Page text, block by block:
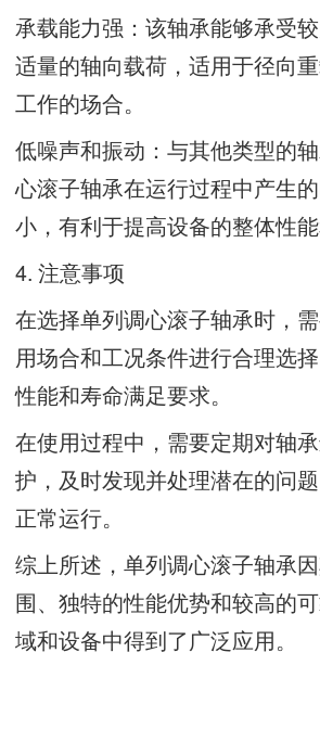
承载能力强：该轴承能够承受
适量的轴向载荷，适用于径向
工作的场合。
低噪声和振动：与其他类型的
心滚子轴承在运行过程中产生
小，有利于提高设备的整体性能
4. 注意事项
在选择单列调心滚子轴承时，
用场合和工况条件进行合理选
性能和寿命满足要求。
在使用过程中，需要定期对轴
护，及时发现并处理潜在的问
正常运行。
综上所述，单列调心滚子轴承
围、独特的性能优势和较高的
域和设备中得到了广泛应用。